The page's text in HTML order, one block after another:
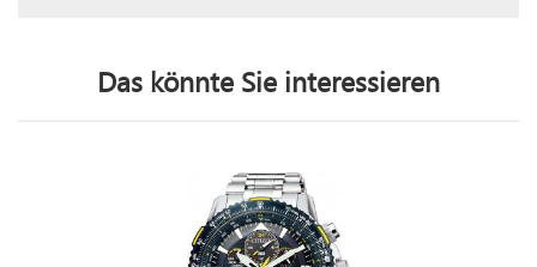
Das könnte Sie interessieren